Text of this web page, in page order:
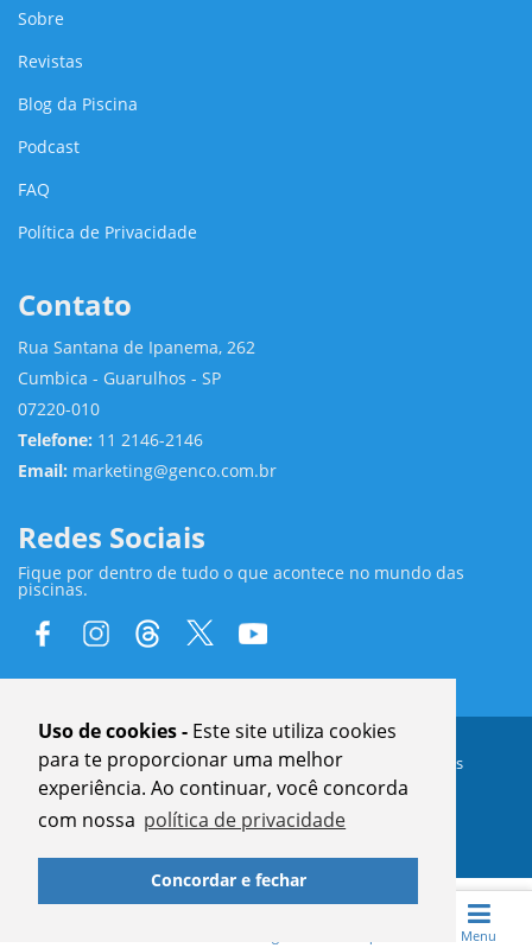
Uso de cookies - Este site utiliza cookies
para te proporcionar uma melhor
experiência. Ao continuar, você concorda
com nossa política de privacidade
Concordar e fechar
Menu
Sobre
Revistas
Blog da Piscina
Podcast
FAQ
Política de Privacidade
Contato
Rua Santana de Ipanema, 262
Cumbica - Guarulhos - SP
07220-010
Telefone: 11 2146-2146
Email: marketing@genco.com.br
Redes Sociais
Fique por dentro de tudo o que acontece no mundo das
piscinas.
Copyright © 2024GENCO®| Todos Direitos Reservados
www.genco.com.br